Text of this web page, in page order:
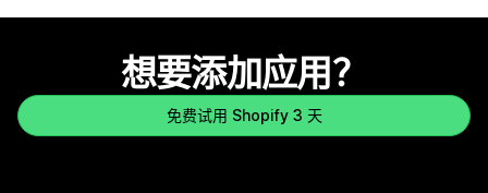
想要添加应用？
免费试用 Shopify 3 天